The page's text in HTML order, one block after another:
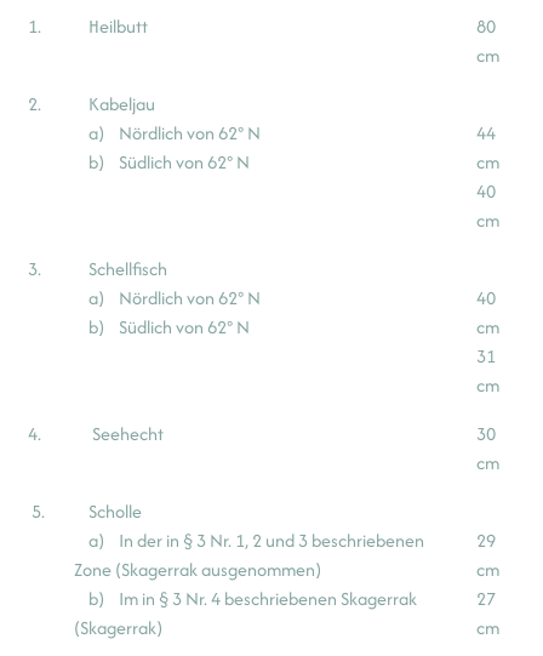
1. Heilbutt
80
cm
2.
Kabeljau
a) Nördlich von 62° N
b) Südlich von 62° N
44
cm
40
cm
3.
Schellfisch
a) Nördlich von 62° N
b) Südlich von 62° N
40
cm
31
cm
4.
Seehecht
30
cm
5.
Scholle
a) In der in § 3 Nr. 1, 2 und 3 beschriebenen
Zone (Skagerrak ausgenommen)
b) Im in § 3 Nr. 4 beschriebenen Skagerrak
(Skagerrak)
29
cm
27
cm